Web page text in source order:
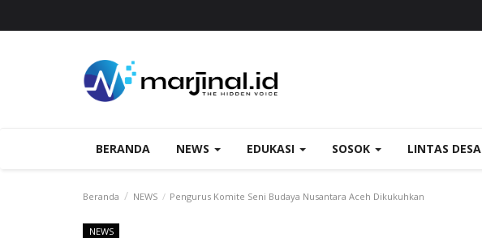
BERANDA NEWS EDUKASI SOSOK LINTAS DESA
Beranda NEWS Pengurus Komite Seni Budaya Nusantara Aceh Dikukuhkan
NEWS